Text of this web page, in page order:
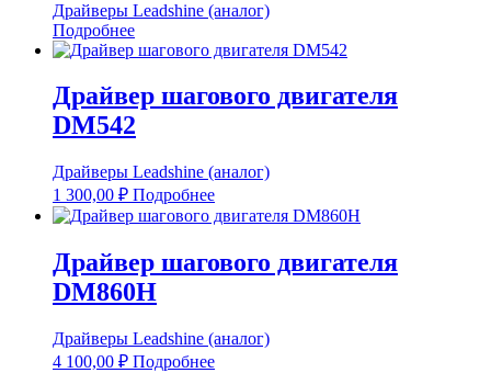
Драйверы Leadshine (аналог)
Подробнее
Драйвер шагового двигателя
DM542
Драйверы Leadshine (аналог)
1 300,00 ₽ Подробнее
Драйвер шагового двигателя
DM860H
Драйверы Leadshine (аналог)
4 100,00 ₽ Подробнее